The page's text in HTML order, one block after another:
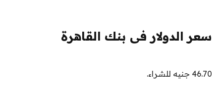
سعر الدولار فى بنك القاهرة
46.70 جنيه للشراء.